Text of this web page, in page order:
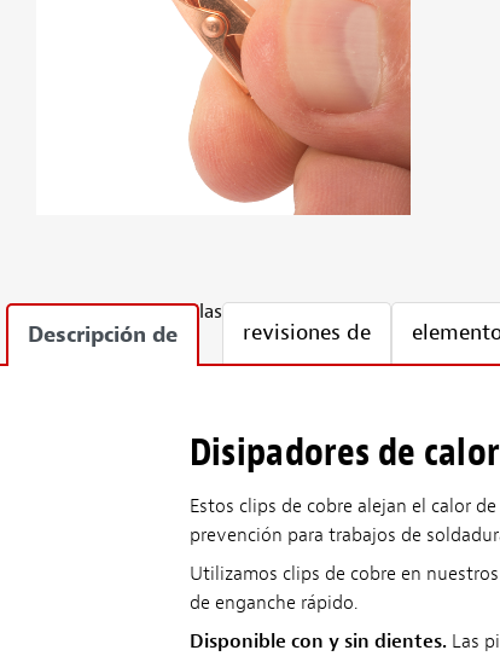
Descripción de
las
revisiones de
Disipadores de
Estos clips de cobre alejan el calor
prevención para trabajos de
Utilizamos clips de cobre en
de enganche rápido.
Disponible con y sin dientes.Las